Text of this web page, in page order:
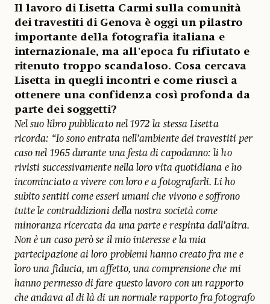
Il lavoro di Lisetta Carmi sulla comunità
dei travestiti di Genova è oggi un pilastro
importante della fotografia italiana e
internazionale, ma all'epoca fu rifiutato e
ritenuto troppo scandaloso. Cosa cercava
Lisetta in quegli incontri e come riuscì a
ottenere una confidenza così profonda da
parte dei soggetti?
Nel suo libro pubblicato nel 1972 la stessa Lisetta
ricorda: “Io sono entrata nell’ambiente dei travestiti per
caso nel 1965 durante una festa di capodanno: li ho
rivisti successivamente nella loro vita quotidiana e ho
incominciato a vivere con loro e a fotografarli. Li ho
subito sentiti come esseri umani che vivono e soffrono
tutte le contraddizioni della nostra società come
minoranza ricercata da una parte e respinta dall’altra.
Non è un caso però se il mio interesse e la mia
partecipazione ai loro problemi hanno creato fra me e
loro una fiducia, un affetto, una comprensione che mi
hanno permesso di fare questo lavoro con un rapporto
che andava al di là di un normale rapporto fra fotografo